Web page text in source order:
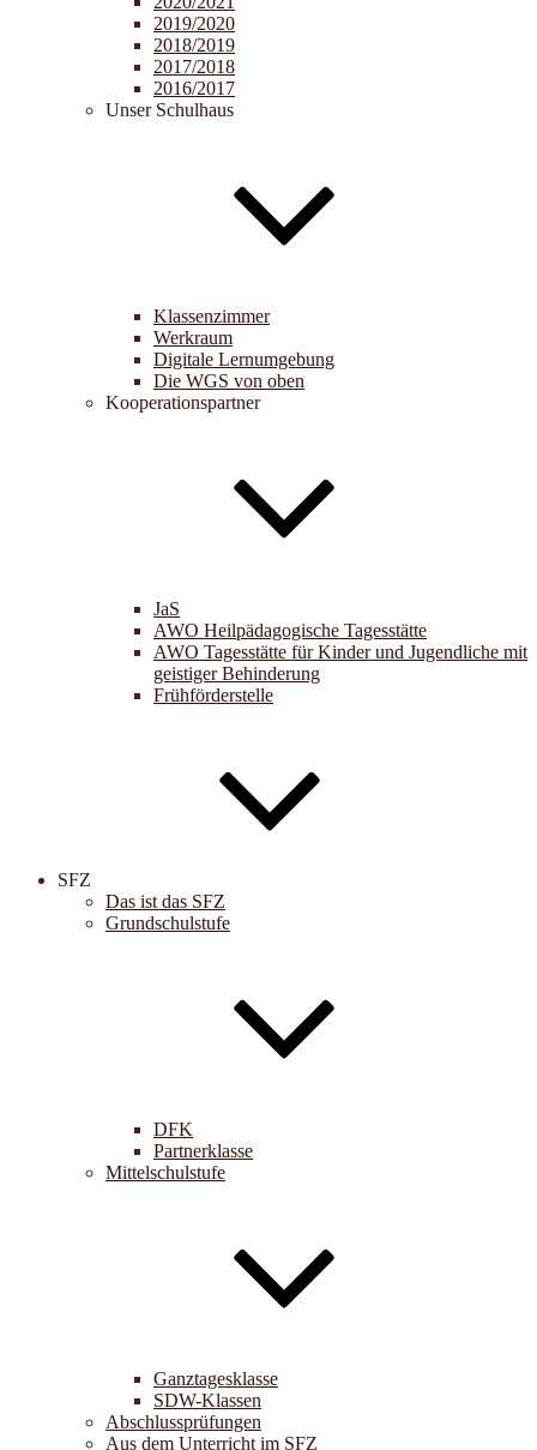
2019/2020
2018/2019
2017/2018
2016/2017
Unser Schulhaus
Klassenzimmer
Werkraum
Digitale Lernumgebung
Die WGS von oben
Kooperationspartner
JaS
AWO Heilpädagogische Tagesstätte
AWO Tagesstätte für Kinder und Jugendliche mit
geistiger Behinderung
Frühförderstelle
SFZ
Das ist das SFZ
Grundschulstufe
DFK
Partnerklasse
Mittelschulstufe
Ganztagesklasse
SDW-Klassen
Abschlussprüfungen
Aus dem Unterricht im SFZ